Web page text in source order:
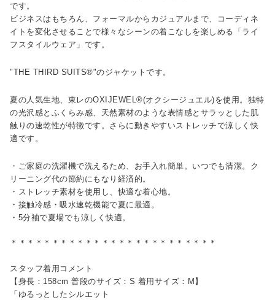
です。
ビジネスはもちろん、フォーマルからカジュアルまで、コーディネ
イトを変化させることで様々なシーンの着こなしを楽しめる「ライ
フスタイルウェア」です。
"THE THIRD SUITS®"のジャケットです。
夏の人気生地、東レのOXIJEWEL®(オクシージュエル)を使用。独特
の光沢感とふくらみ感、天然素材のような表情感とサラッとした肌
触りの速乾性が特徴です。さらに動きやすいストレッチで涼しく快
適です。
・ご家庭の洗濯機で洗えるため、お手入れ簡単。いつでも清潔。ク
リーニング代の節約にもなり経済的。
・ストレッチ素材を使用し、快適な着心地。
・接触冷感・吸水速乾機能で夏に最適。
・5分袖で夏場でも涼しく快適。
＊＊＊＊＊＊＊＊＊＊＊＊＊＊＊＊＊＊＊＊＊＊＊＊＊
スタッフ着用コメント
【身長：158cm 普段のサイズ：S 着用サイズ：M】
「ゆるっとしたシルエット